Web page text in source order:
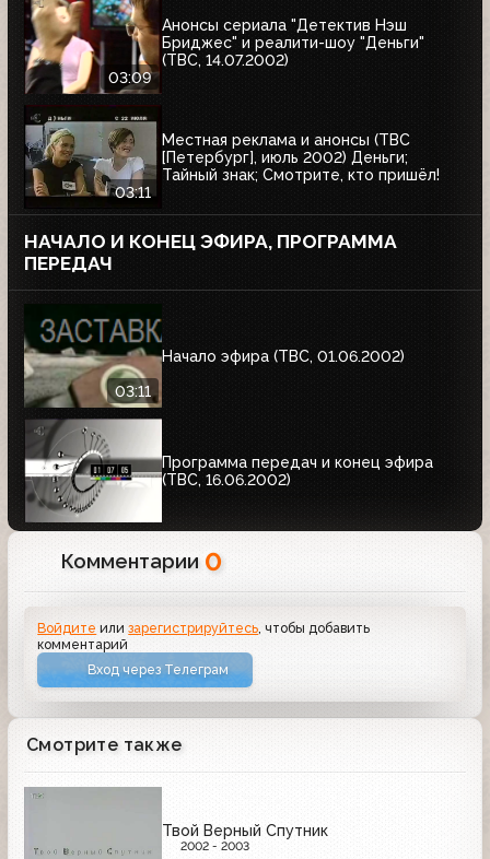
03:09
Анонсы сериала "Детектив Нэш
Бриджес" и реалити-шоу "Деньги"
(ТВС, 14.07.2002)
03:11
Местная реклама и анонсы (ТВС
[Петербург], июль 2002) Деньги;
Тайный знак; Смотрите, кто пришёл!
НАЧАЛО И КОНЕЦ ЭФИРА, ПРОГРАММА
ПЕРЕДАЧ
03:11
Начало эфира (ТВС, 01.06.2002)
Программа передач и конец эфира
(ТВС, 16.06.2002)
Комментарии 0
Войдите илизарегистрируйтесь, чтобы добавить
комментарий
Вход через Телеграм
Смотрите также
Твой Верный Спутник
2002 - 2003